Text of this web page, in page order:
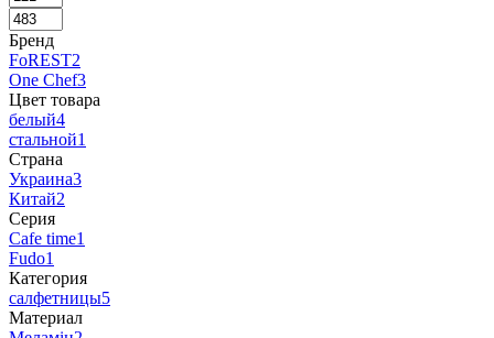
Бренд
FoREST2
One Chef3
Цвет товара
белый4
стальной1
Страна
Украина3
Китай2
Серия
Cafe time1
Fudo1
Категория
салфетницы5
Материал